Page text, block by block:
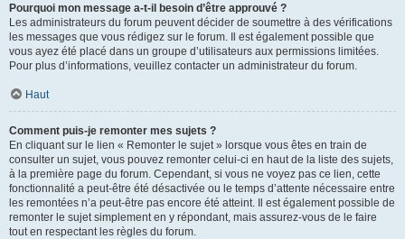
Pourquoi mon message a-t-il besoin d’être approuvé ?
Les administrateurs du forum peuvent décider de soumettre à des vérifications
les messages que vous rédigez sur le forum. Il est également possible que
vous ayez été placé dans un groupe d’utilisateurs aux permissions limitées.
Pour plus d’informations, veuillez contacter un administrateur du forum.
Haut
Comment puis-je remonter mes sujets ?
En cliquant sur le lien « Remonter le sujet » lorsque vous êtes en train de
consulter un sujet, vous pouvez remonter celui-ci en haut de la liste des sujets,
à la première page du forum. Cependant, si vous ne voyez pas ce lien, cette
fonctionnalité a peut-être été désactivée ou le temps d’attente nécessaire entre
les remontées n’a peut-être pas encore été atteint. Il est également possible de
remonter le sujet simplement en y répondant, mais assurez-vous de le faire
tout en respectant les règles du forum.